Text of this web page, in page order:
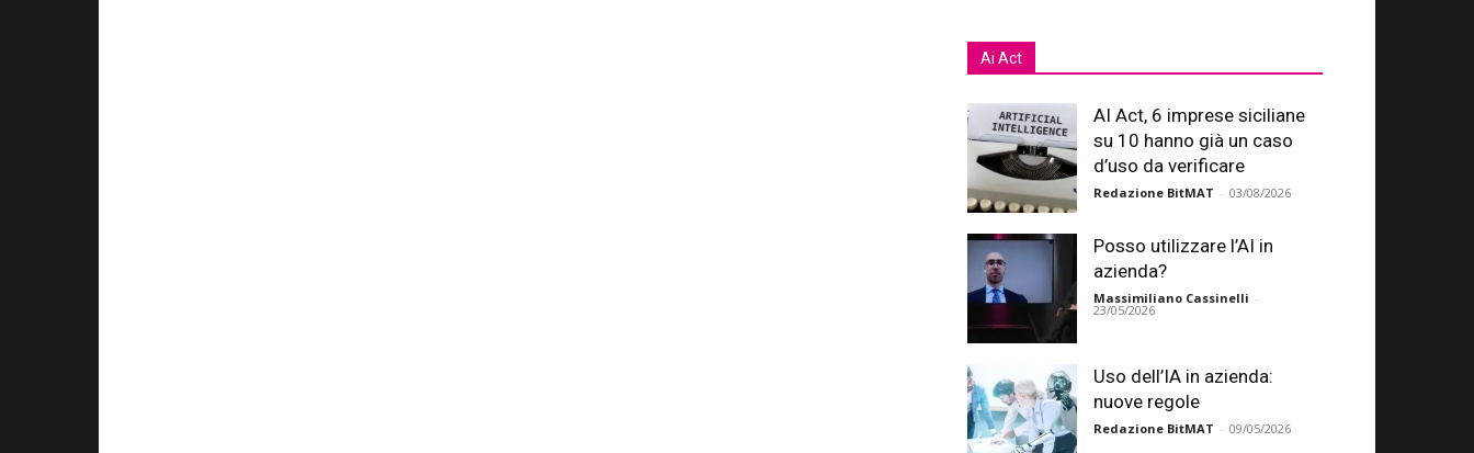
Ai Act
AI Act, 6 imprese siciliane
su 10 hanno già un caso
d’uso da verificare
Redazione BitMAT - 03/08/2026
Posso utilizzare l’AI in
azienda?
Massimiliano Cassinelli -
23/05/2026
Uso dell’IA in azienda:
nuove regole
Redazione BitMAT - 09/05/2026